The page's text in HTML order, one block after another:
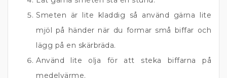
Smeten är lite kladdig så använd gärna lite
mjöl på händer när du formar små biffar och
lägg på en skärbräda.
Använd lite olja för att steka biffarna på
medelvärme.